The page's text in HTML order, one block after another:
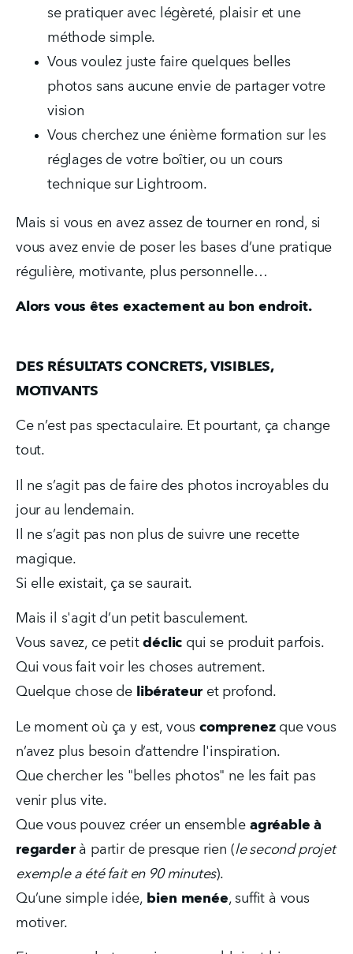
se pratiquer avec légèreté, plaisir et une
méthode simple.
Vous voulez juste faire quelques belles
photos sans aucune envie de partager votre
vision
Vous cherchez une énième formation sur les
réglages de votre boîtier, ou un cours
technique sur Lightroom.
Mais si vous en avez assez de tourner en rond, si
vous avez envie de poser les bases d’une pratique
régulière, motivante, plus personnelle…
Alors vous êtes exactement au bon endroit.
DES RÉSULTATS CONCRETS, VISIBLES,
MOTIVANTS
Ce n’est pas spectaculaire. Et pourtant, ça change
tout.
Il ne s’agit pas de faire des photos incroyables du
jour au lendemain.
Il ne s’agit pas non plus de suivre une recette
magique.
Si elle existait, ça se saurait.
Mais il s'agit d’un petit basculement.
Vous savez, ce petit déclic qui se produit parfois.
Qui vous fait voir les choses autrement.
Quelque chose de
libérateur et profond.
Le moment où ça y est, vous comprenez que vous
n’avez plus besoin d’attendre l'inspiration.
Que chercher les "belles photos" ne les fait pas
venir plus vite.
Que vous pouvez créer un ensemble agréable à
regarder à partir de presque rien (le second projet
exemple a été fait en 90 minutes).
Qu’une simple idée, bien menée, suffit à vous
motiver.